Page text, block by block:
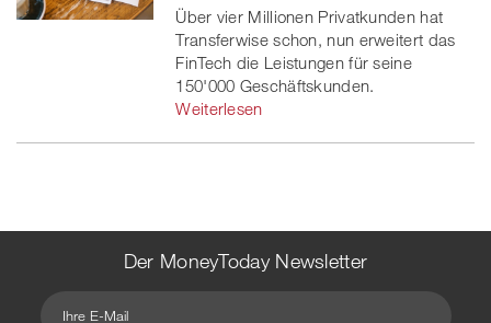
Über vier Millionen Privatkunden hat
Transferwise schon, nun erweitert das
FinTech die Leistungen für seine
150'000 Geschäftskunden.
Weiterlesen
Der MoneyToday Newsletter